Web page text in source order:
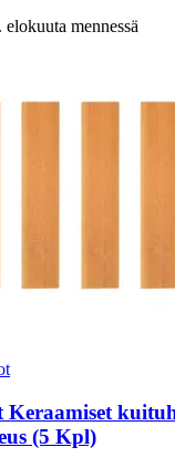
mennessä
Keraamiset
(5 Kpl)